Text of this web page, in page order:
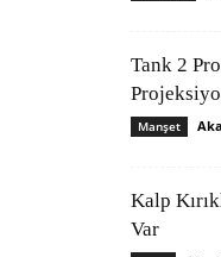
Tank 2
Manşet
Kalp
Var